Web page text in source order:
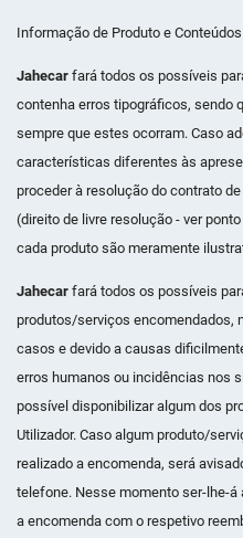
Informação de Produto e Conteúdos
Jahecarfará todos os possíveis
contenha erros tipográficos, sendo
sempre que estes ocorram. Caso
características diferentes às
proceder à resolução do contrato
(direito de livre resolução - ver
cada produto são meramente
Jahecarfará todos os possíveis
produtos/serviços encomendados,
casos e devido a causas
erros humanos ou incidências nos
possível disponibilizar algum dos
Utilizador. Caso algum produto/
realizado a encomenda, será
telefone. Nesse momento ser-lhe-
a encomenda com o respetivo